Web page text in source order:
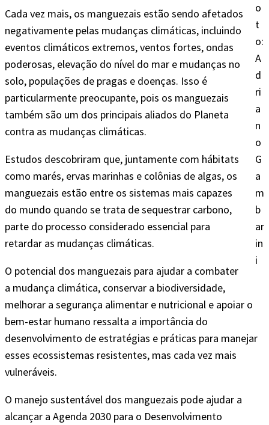
o
t
o:
A
d
ri
a
n
o
G
a
m
b
ar
in
i
Cada vez mais, os manguezais estão sendo afetados
negativamente pelas mudanças climáticas, incluindo
eventos climáticos extremos, ventos fortes, ondas
poderosas, elevação do nível do mar e mudanças no
solo, populações de pragas e doenças. Isso é
particularmente preocupante, pois os manguezais
também são um dos principais aliados do Planeta
contra as mudanças climáticas.
Estudos descobriram que, juntamente com hábitats
como marés, ervas marinhas e colônias de algas, os
manguezais estão entre os sistemas mais capazes
do mundo quando se trata de sequestrar carbono,
parte do processo considerado essencial para
retardar as mudanças climáticas.
O potencial dos manguezais para ajudar a combater
a mudança climática, conservar a biodiversidade,
melhorar a segurança alimentar e nutricional e apoiar o
bem-estar humano ressalta a importância do
desenvolvimento de estratégias e práticas para manejar
esses ecossistemas resistentes, mas cada vez mais
vulneráveis.
O manejo sustentável dos manguezais pode ajudar a
alcançar a Agenda 2030 para o Desenvolvimento